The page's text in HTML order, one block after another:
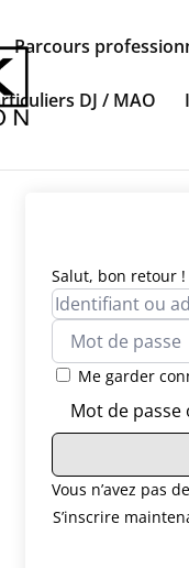
Parcours
DJ / MAO
Salut, bon retour !
Me garder
Mot de passe
Vous n’avez pas
S’inscrire